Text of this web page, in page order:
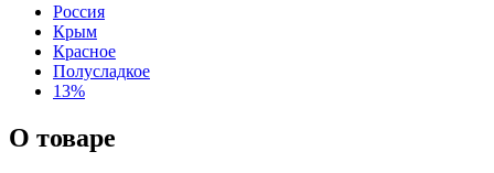
Россия
Крым
Красное
Полусладкое
13%
О товаре